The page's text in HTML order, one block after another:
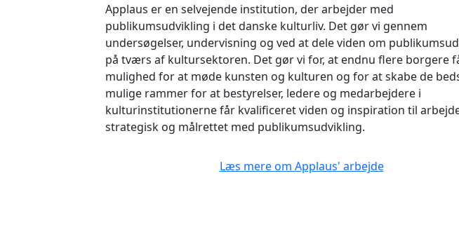
Applaus er en selvejende institution, der arbejder med
publikumsudvikling i det danske kulturliv. Det gør vi gennem
undersøgelser, undervisning og ved at dele viden om
på tværs af kultursektoren. Det gør vi for, at endnu flere borgere
mulighed for at møde kunsten og kulturen og for at skabe de
mulige rammer for at bestyrelser, ledere og medarbejdere i
kulturinstitutionerne får kvalificeret viden og inspiration til
strategisk og målrettet med publikumsudvikling.
Læs mere om Applaus' arbejde